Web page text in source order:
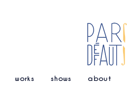
works shows about